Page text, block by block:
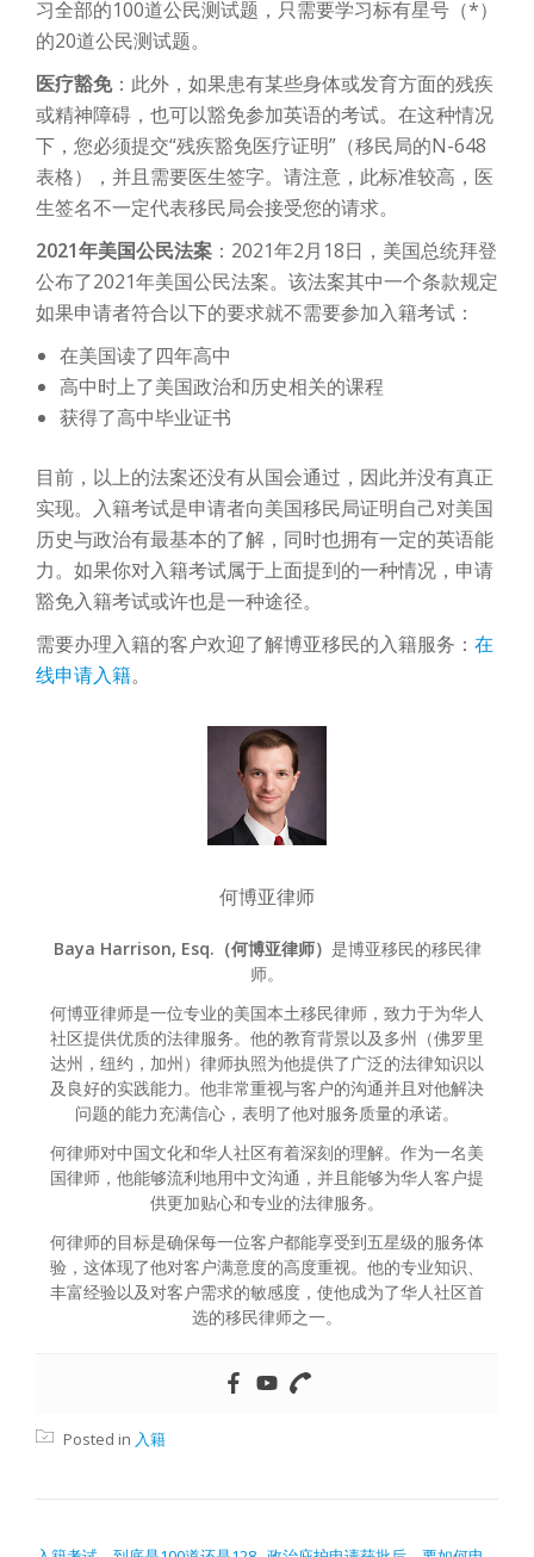
习全部的100道公民测试题，只需要学习标有星号（*）
的20道公民测试题。
医疗豁免：此外，如果患有某些身体或发育方面的残疾
或精神障碍，也可以豁免参加英语的考试。在这种情况
下，您必须提交“残疾豁免医疗证明”（移民局的N-648
表格），并且需要医生签字。请注意，此标准较高，医
生签名不一定代表移民局会接受您的请求。
2021年美国公民法案 ：2021年2月18日，美国总统拜登
公布了2021年美国公民法案。该法案其中一个条款规定
如果申请者符合以下的要求就不需要参加入籍考试：
在美国读了四年高中
高中时上了美国政治和历史相关的课程
获得了高中毕业证书
目前，以上的法案还没有从国会通过，因此并没有真正
实现。入籍考试是申请者向美国移民局证明自己对美国
历史与政治有最基本的了解，同时也拥有一定的英语能
力。如果你对入籍考试属于上面提到的一种情况，申请
豁免入籍考试或许也是一种途径。
需要办理入籍的客户欢迎了解博亚移民的入籍服务： 在
线申请入籍。
何博亚律师
Baya Harrison, Esq.（何博亚律师） 是博亚移民的移民律
师。
何博亚律师是一位专业的美国本土移民律师，致力于为华人
社区提供优质的法律服务。他的教育背景以及多州（佛罗里
达州，纽约，加州）律师执照为他提供了广泛的法律知识以
及良好的实践能力。他非常重视与客户的沟通并且对他解决
问题的能力充满信心，表明了他对服务质量的承诺。
何律师对中国文化和华人社区有着深刻的理解。作为一名美
国律师，他能够流利地用中文沟通，并且能够为华人客户提
供更加贴心和专业的法律服务。
何律师的目标是确保每一位客户都能享受到五星级的服务体
验，这体现了他对客户满意度的高度重视。他的专业知识、
丰富经验以及对客户需求的敏感度，使他成为了华人社区首
选的移民律师之一。
Posted in 入籍